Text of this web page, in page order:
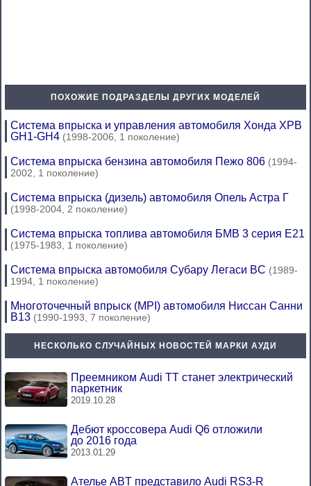
ПОХОЖИЕ ПОДРАЗДЕЛЫ ДРУГИХ МОДЕЛЕЙ
Система впрыска и управления автомобиля Хонда ХРВ
GH1-GH4 (1998-2006, 1 поколение)
Система впрыска бензина автомобиля Пежо 806 (1994-
2002, 1 поколение)
Система впрыска (дизель) автомобиля Опель Астра Г
(1998-2004, 2 поколение)
Система впрыска топлива автомобиля БМВ 3 серия Е21
(1975-1983, 1 поколение)
Система впрыска автомобиля Субару Легаси BC (1989-
1994, 1 поколение)
Многоточечный впрыск (MPI) автомобиля Ниссан Санни
В13 (1990-1993, 7 поколение)
НЕСКОЛЬКО СЛУЧАЙНЫХ НОВОСТЕЙ МАРКИ АУДИ
Преемником Audi TT станет электрический
паркетник
2019.10.28
Дебют кроссовера Audi Q6 отложили
до 2016 года
2013.01.29
Ателье ABT представило Audi RS3-R